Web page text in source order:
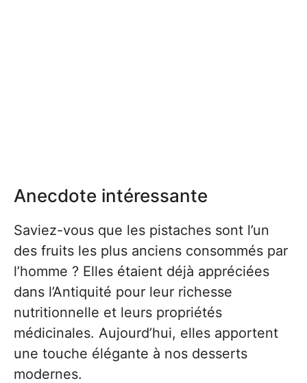
Anecdote intéressante
Saviez-vous que les pistaches sont l’un
des fruits les plus anciens consommés par
l’homme ? Elles étaient déjà appréciées
dans l’Antiquité pour leur richesse
nutritionnelle et leurs propriétés
médicinales. Aujourd’hui, elles apportent
une touche élégante à nos desserts
modernes.